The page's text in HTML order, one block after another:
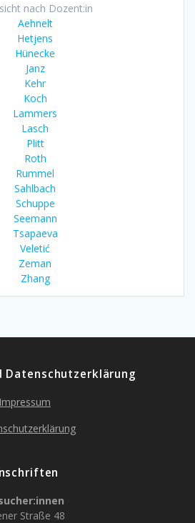
nach Dozent:in
Aehnelt
Hetjens
Hünecke
Janz
Kehr
Koch
Lammers
Lasch
Plitt
Roth
Rummel
Sahlbach
Schuppe
Seemann
Tsapaeva
Veletić
Zeman
Zhang
Datenschutzerklärung
Impressum
Straße 48